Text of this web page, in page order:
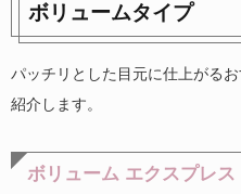
ボリュームタイプ
パッチリとした目元に仕上がる
紹介します。
ボリューム エクスプレ